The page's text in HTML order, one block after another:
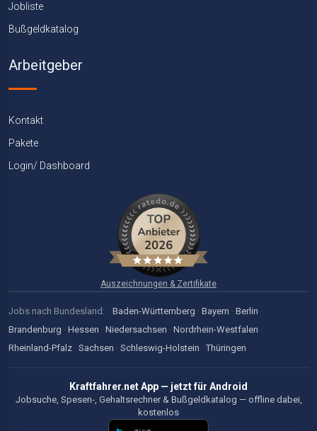
Jobliste
Bußgeldkatalog
Arbeitgeber
Kontakt
Pakete
Login/ Dashboard
Auszeichnungen & Zertifikate
Jobs nach Bundesland: Baden-Württemberg · Bayern · Berlin ·
Brandenburg · Hessen · Niedersachsen · Nordrhein-Westfalen ·
Rheinland-Pfalz · Sachsen · Schleswig-Holstein · Thüringen
Kraftfahrer.net App — jetzt für Android
Jobsuche, Spesen-, Gehaltsrechner & Bußgeldkatalog — offline dabei,
kostenlos